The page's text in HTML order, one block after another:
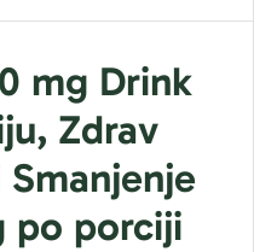
mg Drink
Zdrav
po porciji